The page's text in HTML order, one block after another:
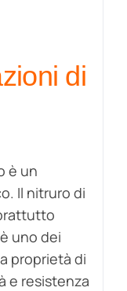
di
è un
Il nitruro di
uno dei
proprietà di
e resistenza